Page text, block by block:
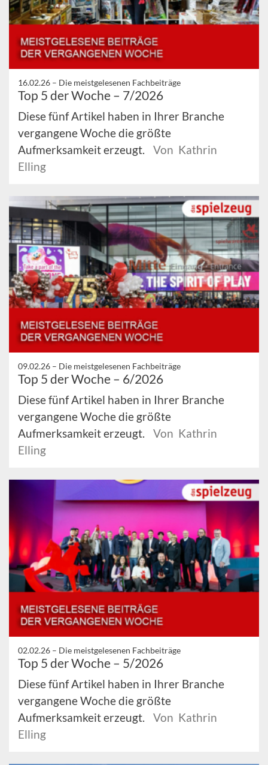
16.02.26 – Die meistgelesenen Fachbeiträge
Top 5 der Woche – 7/2026
Diese fünf Artikel haben in Ihrer Branche
vergangene Woche die größte
Aufmerksamkeit erzeugt.
Von Kathrin
Elling
09.02.26 – Die meistgelesenen Fachbeiträge
Top 5 der Woche – 6/2026
Diese fünf Artikel haben in Ihrer Branche
vergangene Woche die größte
Aufmerksamkeit erzeugt.
Von Kathrin
Elling
02.02.26 – Die meistgelesenen Fachbeiträge
Top 5 der Woche – 5/2026
Diese fünf Artikel haben in Ihrer Branche
vergangene Woche die größte
Aufmerksamkeit erzeugt.
Von Kathrin
Elling